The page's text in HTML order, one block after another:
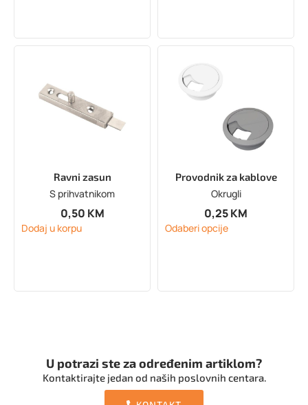
Ravni zasun
S prihvatnikom
0,50 KM
Dodaj u korpu
Provodnik za kablove
Okrugli
0,25KM
Odaberi opcije
U potrazi ste za određenim artiklom?
Kontaktirajte jedan od naših poslovnih centara.